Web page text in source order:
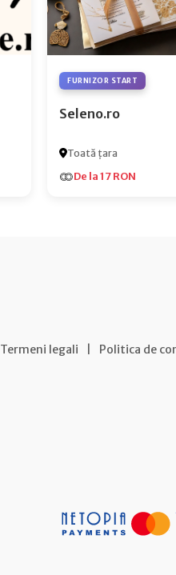
FURNIZOR START
Seleno.ro
Toată țara
De la 17 RON
Termeni legali Politica de